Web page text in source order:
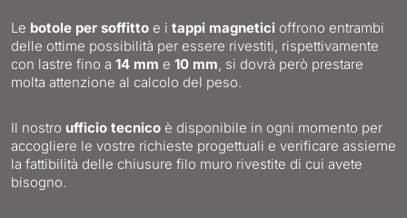
Le botole per soffitto e i tappi magnetici offrono entrambi
delle ottime possibilità per essere rivestiti, rispettivamente
con lastre fino a 14 mm e 10 mm, si dovrà però prestare
molta attenzione al calcolo del peso.
Il nostro ufficio tecnico è disponibile in ogni momento per
accogliere le vostre richieste progettuali e verificare assieme
la fattibilità delle chiusure filo muro rivestite di cui avete
bisogno.